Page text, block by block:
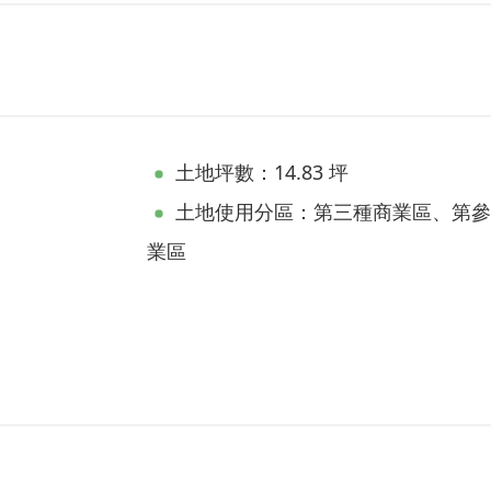
土地坪數：14.83 坪
土地使用分區：第三種商業區、第
業區